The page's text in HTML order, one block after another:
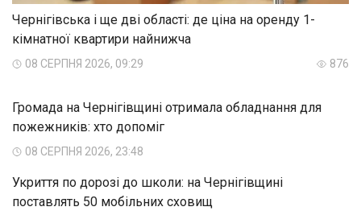
Чернігівська і ще дві області: де ціна на оренду 1-
кімнатної квартири найнижча
08 СЕРПНЯ 2026, 09:29 876
Громада на Чернігівщині отримала обладнання для
пожежників: хто допоміг
08 СЕРПНЯ 2026, 23:48
Укриття по дорозі до школи: на Чернігівщині
поставлять 50 мобільних сховищ